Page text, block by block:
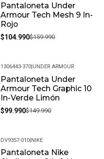
-34%
Pantaloneta Under
Armour Tech Mesh 9 In-
Rojo
$104.990$159.990
-33%
1306443-370|UNDER ARMOUR
Pantaloneta Under
Armour Tech Graphic 10
In-Verde Limón
$99.990$149.990
-22%
DV9357-010|NIKE
Pantaloneta Nike